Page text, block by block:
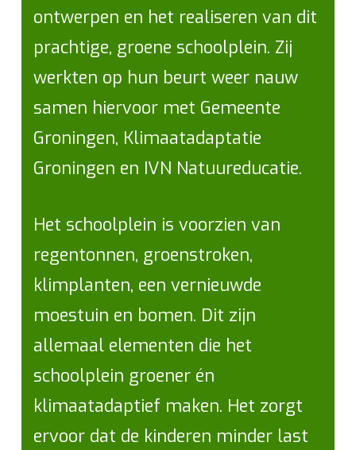
ontwerpen en het realiseren van dit
prachtige, groene schoolplein. Zij
werkten op hun beurt weer nauw
samen hiervoor met Gemeente
Groningen, Klimaatadaptatie
Groningen en IVN Natuureducatie.
Het schoolplein is voorzien van
regentonnen, groenstroken,
klimplanten, een vernieuwde
moestuin en bomen. Dit zijn
allemaal elementen die het
schoolplein groener én
klimaatadaptief maken. Het zorgt
ervoor dat de kinderen minder last